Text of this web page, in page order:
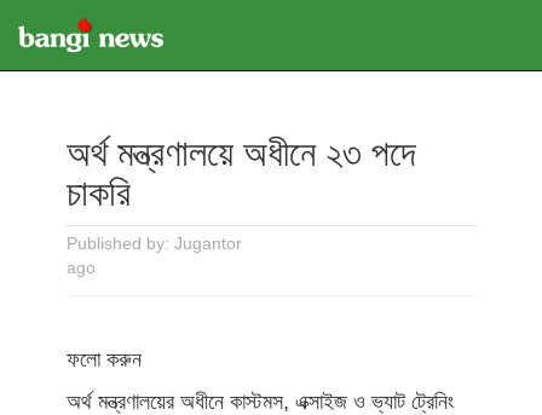
অর্থ মন্ত্রণালয়ে অধীনে ২৩ পদে
চাকরি
Published by: Jugantor
ago
ফলো করুন
অর্থ মন্ত্রণালয়ের অধীনে কাস্টমস, এক্সাইজ ও ভ্যাট ট্রেনিং